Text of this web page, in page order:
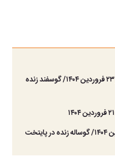
(جدول) قیمت دام زنده امروز ۲۳ فروردین ۱۴۰۴/ گوسفند زنده
قیمت دام زنده امروز ۲۰ فروردین ۱۴۰۴/ گوساله زنده در پایتخت